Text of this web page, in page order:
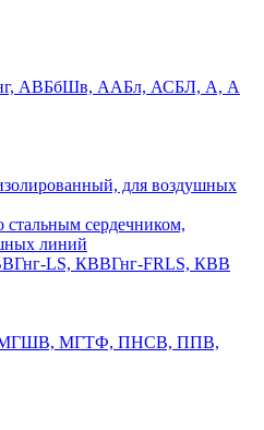
АВБбШв, ААБл, АСБЛ, А, А
для воздушных
сердечником,
линий
LS, КВВГнг-FRLS, КВВ
МГТФ, ПНСВ, ППВ,